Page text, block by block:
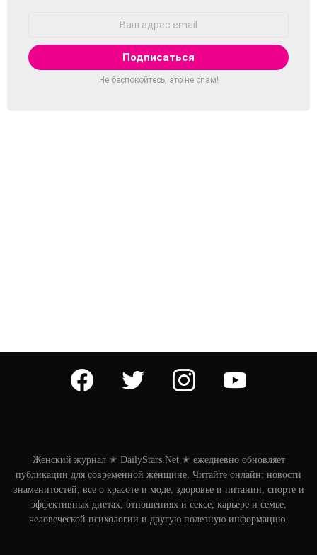
Не беспокойтесь, это не спам!
facebook twitter instagram
Женский журнал ✭ DailyStars.Net ✭ ежедневно обновляет
публикации для современной женщине. Читайте онлайн: новости
знаменитостей, все о красоте и моде, здоровье и питании, спорте и
эффективных диетах, отношениях и сексе, карьере и семье,
человеческой психологии и другую полезную информацию.